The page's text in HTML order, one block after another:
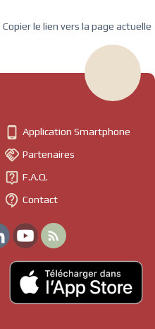
Copier le lien vers la page actuelle
 Application Smartphone
 Partenaires
 F.A.Q.
 Contact
